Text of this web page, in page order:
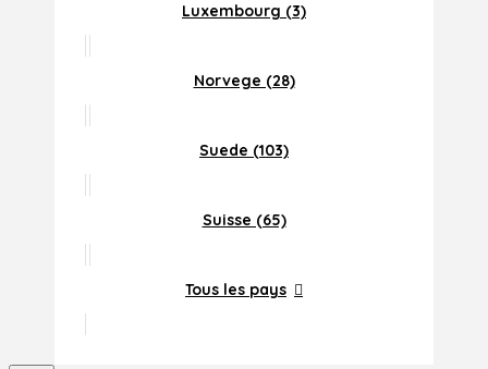
Luxembourg (3)
Norvege (28)
Suede (103)
Suisse (65)
Tous les pays